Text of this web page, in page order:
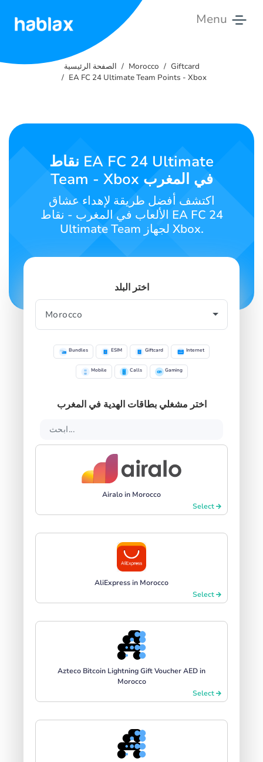
Menu
تواصل
الصفحة الرئيسية Morocco
Giftcard
EA FC 24 Ultimate Team Points - Xbox
نقاط EA FC 24 Ultimate
Team - Xbox في المغرب
اكتشف أفضل طريقة لإهداء عشاق
الألعاب في المغرب - نقاط EA FC 24
Ultimate Team لجهاز Xbox.
اختر البلد
Bundles ESIM Giftcard Internet
Mobile Calls Gaming
اختر مشغلي بطاقات الهدية في المغرب
Airalo in Morocco
Select
AliExpress in Morocco
Select
Azteco Bitcoin Lightning Gift Voucher AED in
Morocco
Select